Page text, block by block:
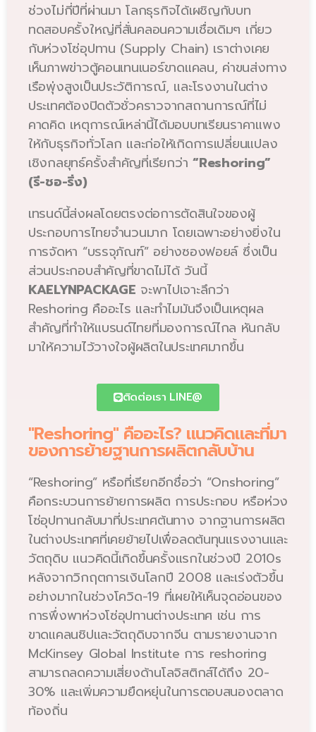
ช่วงไม่กี่ปีที่ผ่านมา โลกธุรกิจได้เผชิญกับบท
ทดสอบครั้งใหญ่ที่สั่นคลอนความเชื่อเดิมๆ เกี่ยว
กับห่วงโซ่อุปทาน (Supply Chain) เราต่างเคย
เห็นภาพข่าวตู้คอนเทนเนอร์ขาดแคลน, ค่าขนส่งทาง
เรือพุ่งสูงเป็นประวัติการณ์, และโรงงานในต่าง
ประเทศต้องปิดตัวชั่วคราวจากสถานการณ์ที่ไม่
คาดคิด เหตุการณ์เหล่านี้ได้มอบบทเรียนราคาแพง
ให้กับธุรกิจทั่วโลก และก่อให้เกิดการเปลี่ยนแปลง
เชิงกลยุทธ์ครั้งสำคัญที่เรียกว่า“Reshoring”
(รี-ชอ-ริ่ง)
เทรนด์นี้ส่งผลโดยตรงต่อการตัดสินใจของผู้
ประกอบการไทยจำนวนมาก โดยเฉพาะอย่างยิ่งใน
การจัดหา “บรรจุภัณฑ์” อย่างซองฟอยล์ ซึ่งเป็น
ส่วนประกอบสำคัญที่ขาดไม่ได้ วันนี้
KAELYNPACKAGE จะพาไปเจาะลึกว่า
Reshoring คืออะไร และทำไมมันจึงเป็นเหตุผล
สำคัญที่ทำให้แบรนด์ไทยที่มองการณ์ไกล หันกลับ
มาให้ความไว้วางใจผู้ผลิตในประเทศมากขึ้น
ติดต่อเรา LINE@
"Reshoring" คืออะไร? แนวคิดและที่มา
ของการย้ายฐานการผลิตกลับบ้าน
“Reshoring” หรือที่เรียกอีกชื่อว่า “Onshoring”
คือกระบวนการย้ายการผลิต การประกอบ หรือห่วง
โซ่อุปทานกลับมาที่ประเทศต้นทาง จากฐานการผลิต
ในต่างประเทศที่เคยย้ายไปเพื่อลดต้นทุนแรงงานและ
วัตถุดิบ แนวคิดนี้เกิดขึ้นครั้งแรกในช่วงปี 2010s
หลังจากวิกฤตการเงินโลกปี 2008 และเร่งตัวขึ้น
อย่างมากในช่วงโควิด-19 ที่เผยให้เห็นจุดอ่อนของ
การพึ่งพาห่วงโซ่อุปทานต่างประเทศ เช่น การ
ขาดแคลนชิปและวัตถุดิบจากจีน ตามรายงานจาก
McKinsey Global Institute การ reshoring
สามารถลดความเสี่ยงด้านโลจิสติกส์ได้ถึง 20-
30% และเพิ่มความยืดหยุ่นในการตอบสนองตลาด
ท้องถิ่น